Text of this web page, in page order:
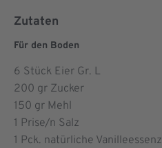
Zutaten
Für den Boden
6 Stück Eier Gr. L
200 gr Zucker
150 gr Mehl
1 Prise/n Salz
1 Pck. natürliche Vanilleessenz